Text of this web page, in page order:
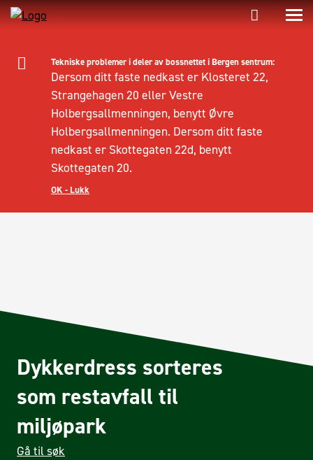
Tekniske problemer i deler av bossnettet i Bergen sentrum:
Dersom ditt faste nedkast er Klosteret 22,
Strangehagen 20 eller Vestre
Holbergsallmenningen, benytt Øvre
Holbergsallmenningen. Dersom ditt faste
nedkast er Skottegaten 22d, benytt
Skottegaten 20.
OK - Lukk
Dykkerdress sorteres
som restavfall til
miljøpark
Gå til søk